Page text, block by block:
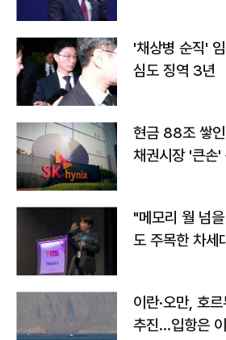
'채상병 순직'
심도 징역 3년
현금 88조 쌓
채권시장 '큰
"메모리 월 넘
도 주목한 차세
이란·오만, 호
추진…입항은